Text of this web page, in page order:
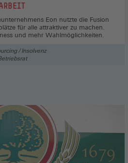
Eon nutzte die Fusion
für alle attraktiver zu machen.
und mehr Wahlmöglichkeiten.
/ Insolvenz